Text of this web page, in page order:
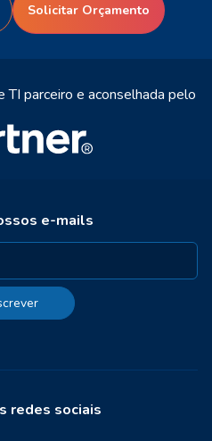
Solicitar Orçamento
parceiro e aconselhada pelo
e-mails
redes sociais